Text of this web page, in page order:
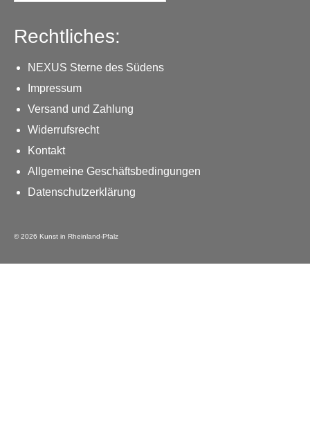
Rechtliches:
NEXUS Sterne des Südens
Impressum
Versand und Zahlung
Widerrufsrecht
Kontakt
Allgemeine Geschäftsbedingungen
Datenschutzerklärung
© 2026 Kunst in Rheinland-Pfalz